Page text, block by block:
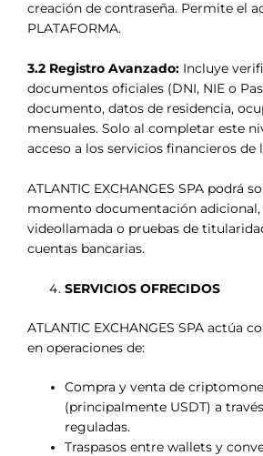
creación de contraseña. Permite el
PLATAFORMA.
3.2 Registro Avanzado: Incluye
documentos oficiales (DNI, NIE o
documento, datos de residencia,
mensuales. Solo al completar este
acceso a los servicios financieros de
ATLANTIC EXCHANGES SPA podrá
momento documentación adicional,
videollamada o pruebas de
cuentas bancarias.
SERVICIOS OFRECIDOS
ATLANTIC EXCHANGES SPA actúa
en operaciones de:
Compra y venta de
(principalmente USDT) a
reguladas.
Traspasos entre wallets y